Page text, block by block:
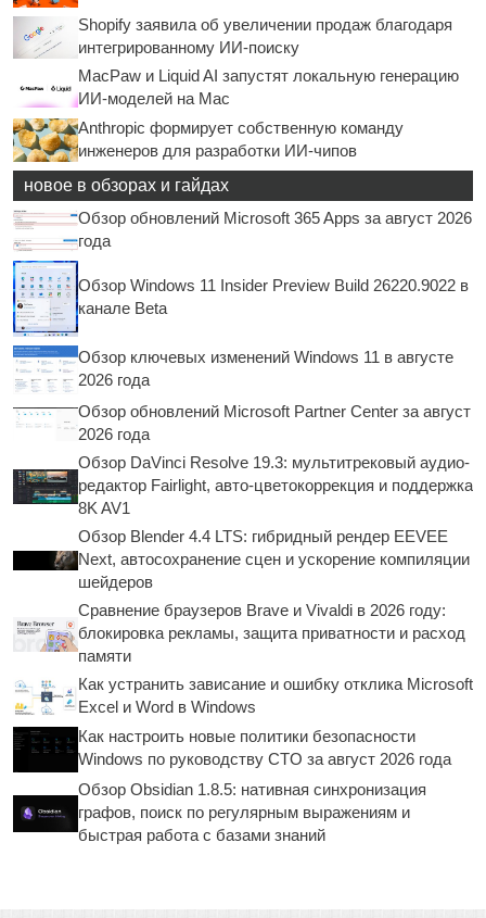
Shopify заявила об увеличении продаж благодаря
интегрированному ИИ-поиску
MacPaw и Liquid AI запустят локальную генерацию
ИИ-моделей на Mac
Anthropic формирует собственную команду
инженеров для разработки ИИ-чипов
новое в обзорах и гайдах
Обзор обновлений Microsoft 365 Apps за август 2026
года
Обзор Windows 11 Insider Preview Build 26220.9022 в
канале Beta
Обзор ключевых изменений Windows 11 в августе
2026 года
Обзор обновлений Microsoft Partner Center за август
2026 года
Обзор DaVinci Resolve 19.3: мультитрековый аудио-
редактор Fairlight, авто-цветокоррекция и поддержка
8K AV1
Обзор Blender 4.4 LTS: гибридный рендер EEVEE
Next, автосохранение сцен и ускорение компиляции
шейдеров
Сравнение браузеров Brave и Vivaldi в 2026 году:
блокировка рекламы, защита приватности и расход
памяти
Как устранить зависание и ошибку отклика Microsoft
Excel и Word в Windows
Как настроить новые политики безопасности
Windows по руководству CTO за август 2026 года
Обзор Obsidian 1.8.5: нативная синхронизация
графов, поиск по регулярным выражениям и
быстрая работа с базами знаний